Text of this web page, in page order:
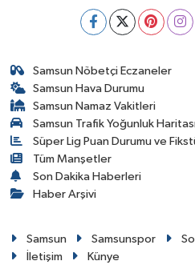
Samsun Nöbetçi Eczaneler
Samsun Hava Durumu
Samsun Namaz Vakitleri
Samsun Trafik Yoğunluk
Süper Lig Puan Durumu ve
Tüm Manşetler
Son Dakika Haberleri
Haber Arşivi
Samsun Samsunspor
İletişim
Künye